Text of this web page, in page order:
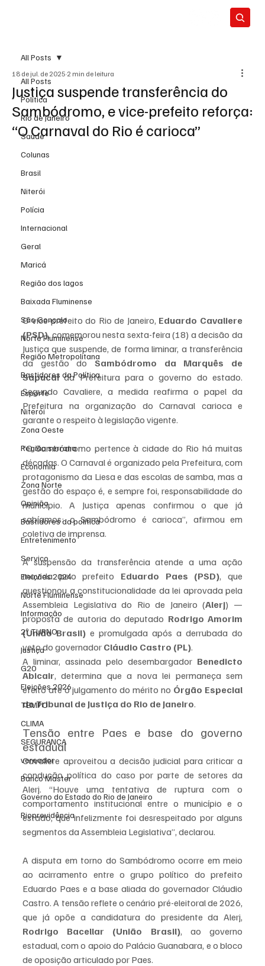
All Posts
Política
Rio de Janeiro
Saúde
Colunas
Brasil
Niterói
Polícia
Internacional
Geral
Maricá
Região dos lagos
Baixada Fluminense
São Gonçalo
Norte Fluminense
Região Metropolitana
Bastidores da Política
Esporte
Niterói
Zona Oeste
Região serrana
Economia
Zona Norte
Opinião
Bastidores da política
Entretenimento
Serviço
Eleições 2024
Norte Fluminense
Informação
2º TURNO
Justiça
G20
Eleições 2026
TEMPO
CLIMA
SEGURANÇA
vereador
Banco Master
Governo do Estado do Rio de Janeiro
Rioprevidência
All Posts
Justiça suspende transferência do
Sambódromo, e vice-prefeito reforça:
“O Carnaval do Rio é carioca”
18 de jul. de 2025 2 min de leitura
O vice-prefeito do Rio de Janeiro, Eduardo Cavaliere
(PSD), comemorou nesta sexta-feira (18) a decisão da
Justiça que suspende, de forma liminar, a transferência
da gestão do Sambódromo da Marquês de
Sapucaí da Prefeitura para o governo do estado.
Segundo Cavaliere, a medida reafirma o papel da
Prefeitura na organização do Carnaval carioca e
garante o respeito à legislação vigente.
“O Sambódromo pertence à cidade do Rio há muitas
décadas. O Carnaval é organizado pela Prefeitura, com
protagonismo da Liesa e das escolas de samba, mas a
gestão do espaço é, e sempre foi, responsabilidade do
município. A Justiça apenas confirmou o que já
sabíamos: o Sambódromo é carioca”, afirmou em
coletiva de imprensa.
A suspensão da transferência atende a uma ação
movida pelo prefeito Eduardo Paes (PSD), que
questionou a constitucionalidade da lei aprovada pela
Assembleia Legislativa do Rio de Janeiro (Alerj) —
proposta de autoria do deputado Rodrigo Amorim
(União Brasil) e promulgada após a derrubada do
veto do governador Cláudio Castro (PL).
A liminar, assinada pelo desembargador Benedicto
Abicair, determina que a nova lei permaneça sem
efeito até o julgamento do mérito no Órgão Especial
do Tribunal de Justiça do Rio de Janeiro.
Tensão entre Paes e base do governo
estadual
Cavaliere aproveitou a decisão judicial para criticar a
condução política do caso por parte de setores da
Alerj. “Houve uma tentativa de ruptura com o
comportamento institucional entre o município e o
estado, que infelizmente foi desrespeitado por alguns
segmentos da Assembleia Legislativa”, declarou.
A disputa em torno do Sambódromo ocorre em meio
ao acirramento entre o grupo político do prefeito
Eduardo Paes e a base aliada do governador Cláudio
Castro. A tensão reflete o cenário pré-eleitoral de 2026,
Rodrigo Bacellar (União Brasil), ao governo
estadual, com o apoio do Palácio Guanabara, e o bloco
de oposição articulado por Paes.